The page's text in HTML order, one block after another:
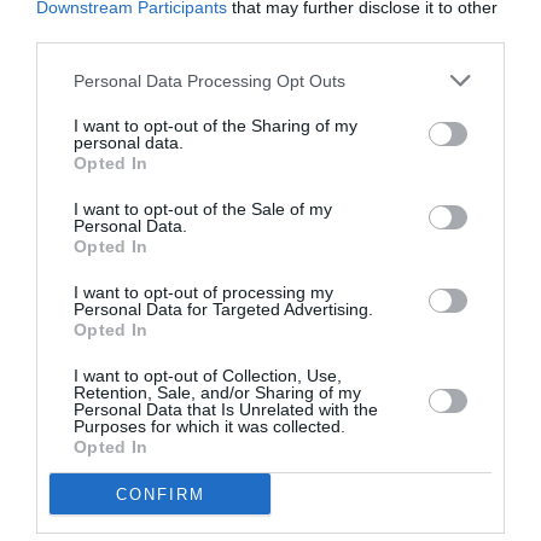
Downstream Participants that may further disclose it to other
Personal Data Processing Opt Outs
I want to opt-out of the Sharing of my
personal data.
Opted In
I want to opt-out of the Sale of my
Personal Data.
Opted In
I want to opt-out of processing my
Personal Data for Targeted Advertising.
Opted In
I want to opt-out of Collection, Use,
Retention, Sale, and/or Sharing of my
Personal Data that Is Unrelated with the
Purposes for which it was collected.
Opted In
CONFIRM
Όλη η Ελλάδα
ένας Πολιτισμός
2025: Οι
συναυλίες και
μουσικές
παραστάσεις
«Πάμε Πειραιά!
Το πολυθεματικό
φεστιβάλ
επιστρέφει
ΜΟΥΣΙΚΗ / ΜΟΥΣΙΚΑ ΝΕΑ